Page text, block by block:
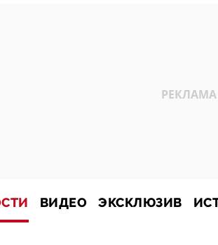
ВИДЕО ЭКСКЛЮЗИВ